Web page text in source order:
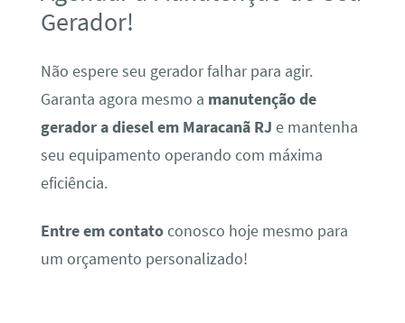
Gerador!
Não espere seu gerador falhar para agir.
Garanta agora mesmo a manutenção de
gerador a diesel em Maracanã RJ e mantenha
seu equipamento operando com máxima
eficiência.
Entre em contatoconosco hoje mesmo para
um orçamento personalizado!